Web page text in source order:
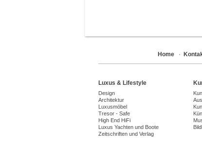
Home ·
Luxus & Lifestyle
Design
Architektur
Luxusmöbel
Tresor - Safe
High End HiFi
Luxus Yachten und Boote
Zeitschriften und Verlag